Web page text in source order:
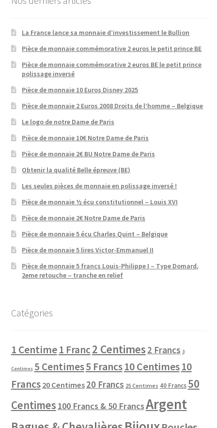
La France lance sa monnaie d’investissement le Bullion
Pièce de monnaie commémorative 2 euros le petit prince BE
Pièce de monnaie commémorative 2 euros BE le petit prince
polissage inversé
Pièce de monnaie 10 Euros Disney 2025
Pièce de monnaie 2 Euros 2008 Droits de l’homme – Belgique
Le logo de notre Dame de Paris
Pièce de monnaie 10€ Notre Dame de Paris
Pièce de monnaie 2€ BU Notre Dame de Paris
Obtenir la qualité Belle épreuve (BE)
Les seules pièces de monnaie en polissage inversé !
Pièce de monnaie ½ écu constitutionnel – Louis XVI
Pièce de monnaie 2€ Notre Dame de Paris
Pièce de monnaie 5 écu Charles Quint – Belgique
Pièce de monnaie 5 lires Victor-Emmanuel II
Pièce de monnaie 5 francs Louis-Philippe I – Type Domard,
2eme retouche – tranche en relief
Catégories
1 Centime1 Franc2 Centimes 2 Francs 3
Centimes 5 Centimes5 Francs10 Centimes10
Francs 20 Centimes 20 Francs 25 Centimes 40 Francs 50
Centimes 100 Francs & 50 FrancsArgent